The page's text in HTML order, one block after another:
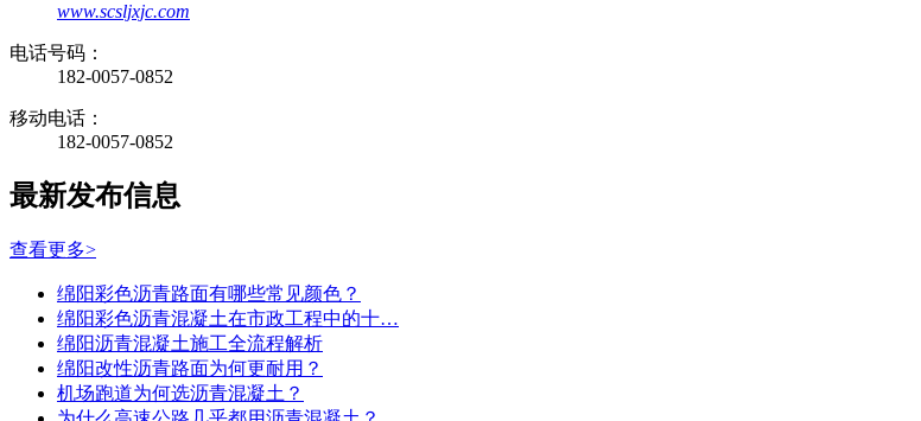
www.scsljxjc.com
电话号码：
182-0057-0852
移动电话：
182-0057-0852
最新发布信息
查看更多>
绵阳彩色沥青路面有哪些常见颜色？
绵阳彩色沥青混凝土在市政工程中的十…
绵阳沥青混凝土施工全流程解析
绵阳改性沥青路面为何更耐用？
机场跑道为何选沥青混凝土？